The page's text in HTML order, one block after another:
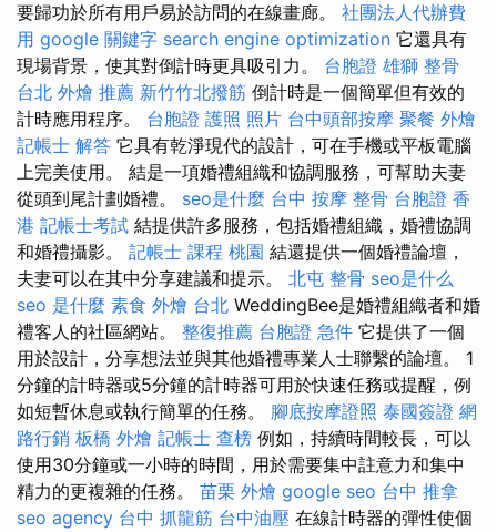
要歸功於所有用戶易於訪問的在線畫廊。 社團法人代辦費
用 google 關鍵字 search engine optimization 它還具有
現場背景，使其對倒計時更具吸引力。 台胞證 雄獅 整骨
台北 外燴 推薦 新竹竹北撥筋 倒計時是一個簡單但有效的
計時應用程序。 台胞證 護照 照片 台中頭部按摩 聚餐 外燴
記帳士 解答 它具有乾淨現代的設計，可在手機或平板電腦
上完美使用。 結是一項婚禮組織和協調服務，可幫助夫妻
從頭到尾計劃婚禮。 seo是什麼 台中 按摩 整骨 台胞證 香
港 記帳士考試 結提供許多服務，包括婚禮組織，婚禮協調
和婚禮攝影。 記帳士 課程 桃園 結還提供一個婚禮論壇，
夫妻可以在其中分享建議和提示。 北屯 整骨 seo是什么
seo 是什麼 素食 外燴 台北 WeddingBee是婚禮組織者和婚
禮客人的社區網站。 整復推薦 台胞證 急件 它提供了一個
用於設計，分享想法並與其他婚禮專業人士聯繫的論壇。 1
分鐘的計時器或5分鐘的計時器可用於快速任務或提醒，例
如短暫休息或執行簡單的任務。 腳底按摩證照 泰國簽證 網
路行銷 板橋 外燴 記帳士 查榜 例如，持續時間較長，可以
使用30分鐘或一小時的時間，用於需要集中註意力和集中
精力的更複雜的任務。 苗栗 外燴 google seo 台中 推拿
seo agency 台中 抓龍筋 台中油壓 在線計時器的彈性使個